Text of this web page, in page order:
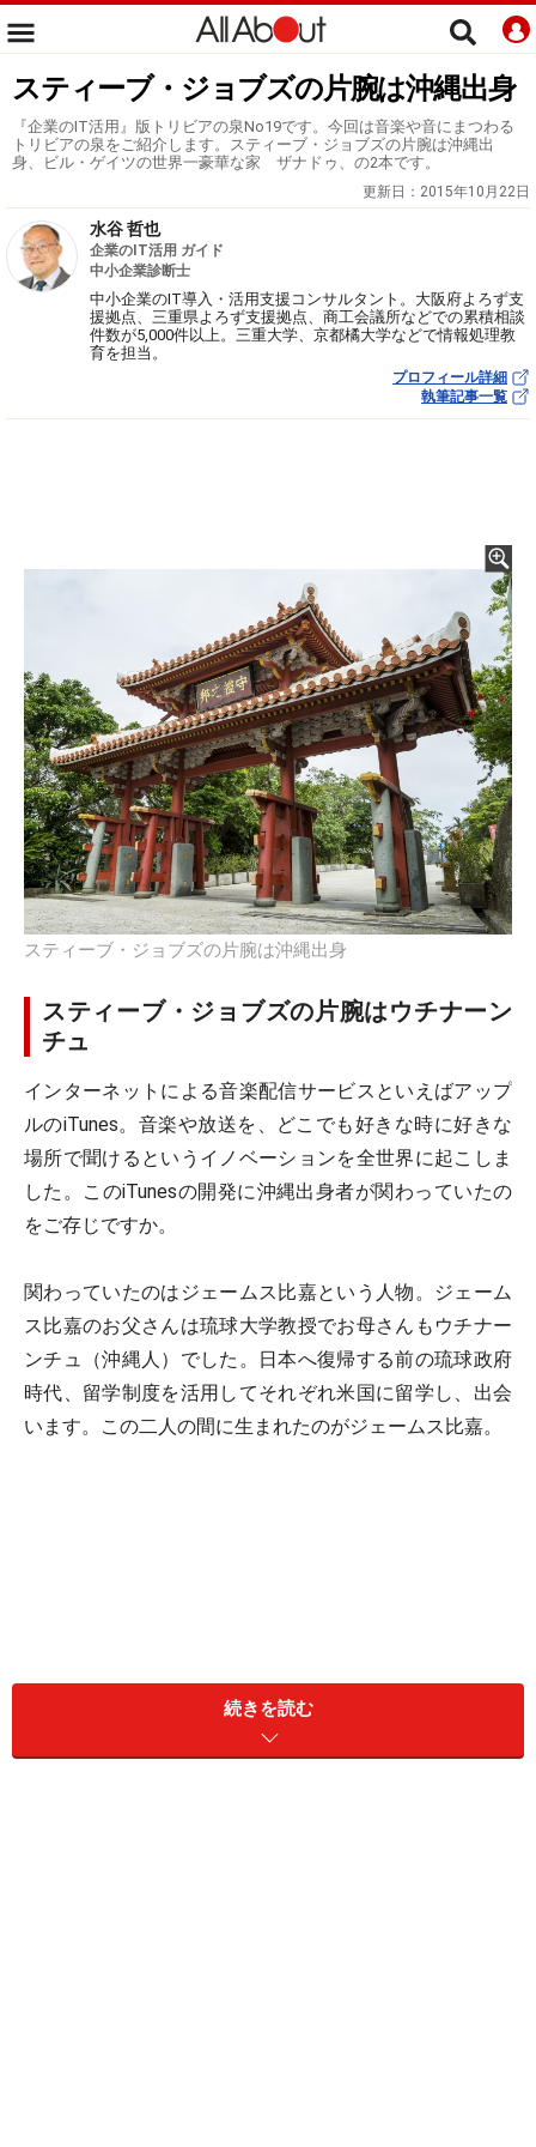
スティーブ・ジョブズの片腕は沖縄出身
『企業のIT活用』版トリビアの泉No19です。今回は音楽や音にまつわる
トリビアの泉をご紹介します。スティーブ・ジョブズの片腕は沖縄出
身、ビル・ゲイツの世界一豪華な家 ザナドゥ、の2本です。
更新日： 2015年10月22日
水谷 哲也
企業のIT活用 ガイド
中小企業診断士
中小企業のIT導入・活用支援コンサルタント。大阪府よろず支
援拠点、三重県よろず支援拠点、商工会議所などでの累積相談
件数が5,000件以上。三重大学、京都橘大学などで情報処理教
育を担当。
プロフィール詳細
執筆記事一覧
スティーブ・ジョブズの片腕は沖縄出身
スティーブ・ジョブズの片腕はウチナーン
チュ
インターネットによる音楽配信サービスといえばアップ
ルのiTunes。音楽や放送を、どこでも好きな時に好きな
場所で聞けるというイノベーションを全世界に起こしま
した。このiTunesの開発に沖縄出身者が関わっていたの
をご存じですか。
関わっていたのはジェームス比嘉という人物。ジェーム
ス比嘉のお父さんは琉球大学教授でお母さんもウチナー
ンチュ（沖縄人）でした。日本へ復帰する前の琉球政府
時代、留学制度を活用してそれぞれ米国に留学し、出会
います。この二人の間に生まれたのがジェームス比嘉。
続きを読む